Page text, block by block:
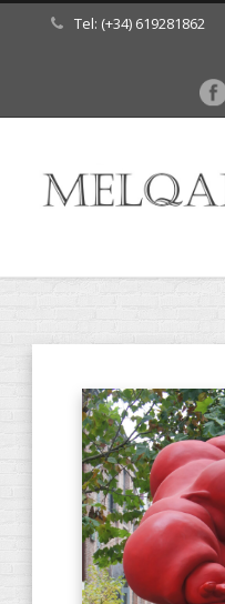
Tel: (+34) 619281862